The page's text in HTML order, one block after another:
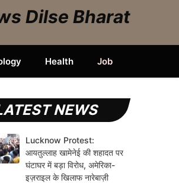
Dilse Bharat
Health Job
NEWS
Lucknow Protest:
आयतुल्लाह खामेनेई की शहादत पर
घंटाघर में बड़ा विरोध, अमेरिका-
इज़राइल के खिलाफ नारेबाज़ी